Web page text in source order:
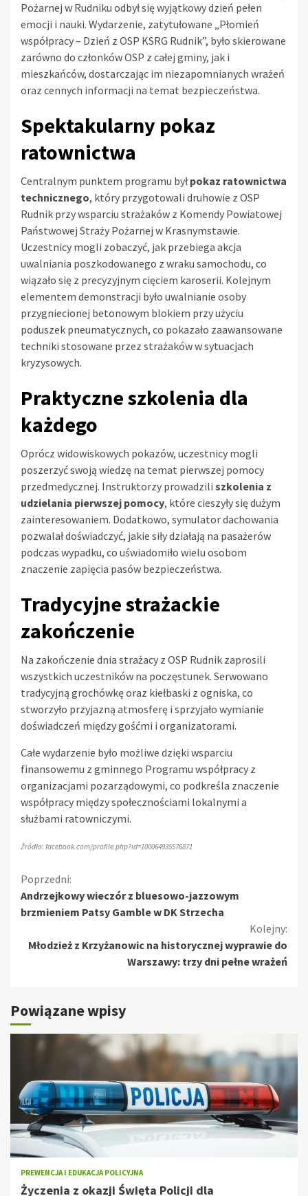
Pożarnej w Rudniku odbył się wyjątkowy dzień pełen
emocji i nauki. Wydarzenie, zatytułowane „Płomień
współpracy – Dzień z OSP KSRG Rudnik”, było skierowane
zarówno do członków OSP z całej gminy, jak i
mieszkańców, dostarczając im niezapomnianych wrażeń
oraz cennych informacji na temat bezpieczeństwa.
Spektakularny pokaz
ratownictwa
Centralnym punktem programu byłpokaz ratownictwa
technicznego, który przygotowali druhowie z OSP
Rudnik przy wsparciu strażaków z Komendy Powiatowej
Państwowej Straży Pożarnej w Krasnymstawie.
Uczestnicy mogli zobaczyć, jak przebiega akcja
uwalniania poszkodowanego z wraku samochodu, co
wiązało się z precyzyjnym cięciem karoserii. Kolejnym
elementem demonstracji było uwalnianie osoby
przygniecionej betonowym blokiem przy użyciu
poduszek pneumatycznych, co pokazało zaawansowane
techniki stosowane przez strażaków w sytuacjach
kryzysowych.
Praktyczne szkolenia dla
każdego
Oprócz widowiskowych pokazów, uczestnicy mogli
poszerzyć swoją wiedzę na temat pierwszej pomocy
przedmedycznej. Instruktorzy prowadzili szkolenia z
udzielania pierwszej pomocy, które cieszyły się dużym
zainteresowaniem. Dodatkowo, symulator dachowania
pozwalał doświadczyć, jakie siły działają na pasażerów
podczas wypadku, co uświadomiło wielu osobom
znaczenie zapięcia pasów bezpieczeństwa.
Tradycyjne strażackie
zakończenie
Na zakończenie dnia strażacy z OSP Rudnik zaprosili
wszystkich uczestników na poczęstunek. Serwowano
tradycyjną grochówkę oraz kiełbaski z ogniska, co
stworzyło przyjazną atmosferę i sprzyjało wymianie
doświadczeń między gośćmi i organizatorami.
Całe wydarzenie było możliwe dzięki wsparciu
finansowemu z gminnego Programu współpracy z
organizacjami pozarządowymi, co podkreśla znaczenie
współpracy między społecznościami lokalnymi a
służbami ratowniczymi.
Źródło: facebook.com/profile.php?id=100064935576871
Kontynuuj
czytanie
Poprzedni:
Andrzejkowy wieczór z bluesowo-jazzowym
brzmieniem Patsy Gamble w DK Strzecha
Kolejny:
Młodzież z Krzyżanowic na historycznej wyprawie do
Warszawy: trzy dni pełne wrażeń
Powiązane wpisy
PREWENCJA I EDUKACJA POLICYJNA
Życzenia z okazji Święta Policji dla